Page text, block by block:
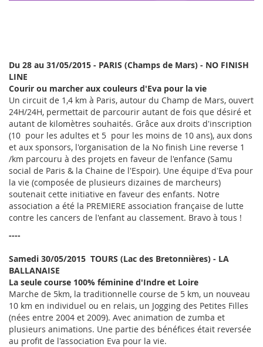
Du 28 au 31/05/2015 - PARIS (Champs de Mars) - NO FINISH
LINE
Courir ou marcher aux couleurs d'Eva pour la vie
Un circuit de 1,4 km à Paris, autour du Champ de Mars, ouvert
24H/24H, permettait de parcourir autant de fois que désiré et
autant de kilomètres souhaités. Grâce aux droits d'inscription
(10  pour les adultes et 5  pour les moins de 10 ans), aux dons
et aux sponsors, l'organisation de la No finish Line reverse 1
/km parcouru à des projets en faveur de l'enfance (Samu
social de Paris & la Chaine de l'Espoir). Une équipe d'Eva pour
la vie (composée de plusieurs dizaines de marcheurs)
soutenait cette initiative en faveur des enfants. Notre
association a été la PREMIERE association française de lutte
contre les cancers de l'enfant au classement. Bravo à tous !
----
Samedi 30/05/2015  TOURS (Lac des Bretonnières) - LA
BALLANAISE
La seule course 100% féminine d'Indre et Loire
Marche de 5km, la traditionnelle course de 5 km, un nouveau
10 km en individuel ou en relais, un Jogging des Petites Filles
(nées entre 2004 et 2009). Avec animation de zumba et
plusieurs animations. Une partie des bénéfices était reversée
au profit de l'association Eva pour la vie.